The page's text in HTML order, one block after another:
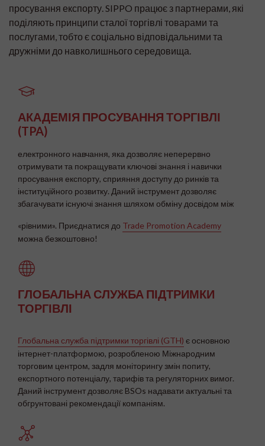
просування експорту. SIPPO працює з партнерами, які
поділяють принципи сталої торгівлі товарами та
послугами, тобто є соціально відповідальними та
дружніми до навколишнього середовища.
АКАДЕМІЯ ПРОСУВАННЯ ТОРГІВЛІ
(TPA)
електронного навчання, яка дозволяє неперервно
отримувати та покращувати ключові знання і навички
просування експорту, сприяння доступу до ринків та
інституційного розвитку. Даний інструмент дозволяє
збагачувати існуючі знання шляхом обміну досвідом між
«рівними». Приєднатися до Trade Promotion Academy
можна безкоштовно!
ГЛОБАЛЬНА СЛУЖБА ПІДТРИМКИ
ТОРГІВЛІ
Глобальна служба підтримки торгівлі (GTH) є основною
інтернет-платформою, розробленою Міжнародним
торговим центром, задля моніторингу змін попиту,
експортного потенціалу, тарифів та регуляторних вимог.
Даний інструмент дозволяє BSOs надавати актуальні та
обгрунтовані рекомендації компаніям.